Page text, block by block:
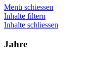
Menü schiessen
Inhalte filtern
Inhalte schliessen
Jahre